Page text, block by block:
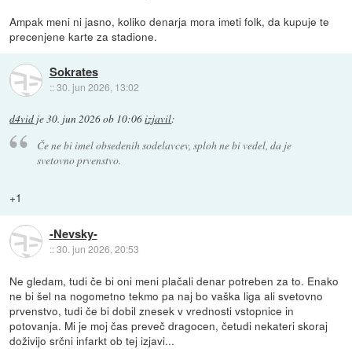
Ampak meni ni jasno, koliko denarja mora imeti folk, da kupuje te
precenjene karte za stadione.
Sokrates
::30. jun 2026, 13:02
d4vid je30. jun 2026 ob 10:06izjavil:
Če ne bi imel obsedenih sodelavcev, sploh ne bi vedel, da je
svetovno prvenstvo.
+1
-Nevsky-
::30. jun 2026, 20:53
Ne gledam, tudi če bi oni meni plačali denar potreben za to. Enako
ne bi šel na nogometno tekmo pa naj bo vaška liga ali svetovno
prvenstvo, tudi če bi dobil znesek v vrednosti vstopnice in
potovanja. Mi je moj čas preveč dragocen, četudi nekateri skoraj
doživijo srčni infarkt ob tej izjavi...